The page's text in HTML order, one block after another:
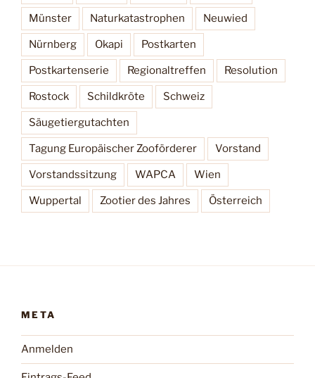
Münster Naturkatastrophen Neuwied
Nürnberg Okapi Postkarten
Postkartenserie Regionaltreffen Resolution
Rostock Schildkröte Schweiz
Säugetiergutachten
Tagung Europäischer Zooförderer Vorstand
Vorstandssitzung WAPCA Wien
Wuppertal Zootier des Jahres Österreich
META
Anmelden